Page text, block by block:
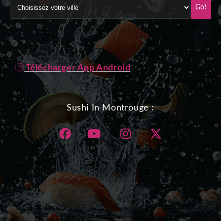
Go!
Télécharger App Android
Sushi In Montrouge :